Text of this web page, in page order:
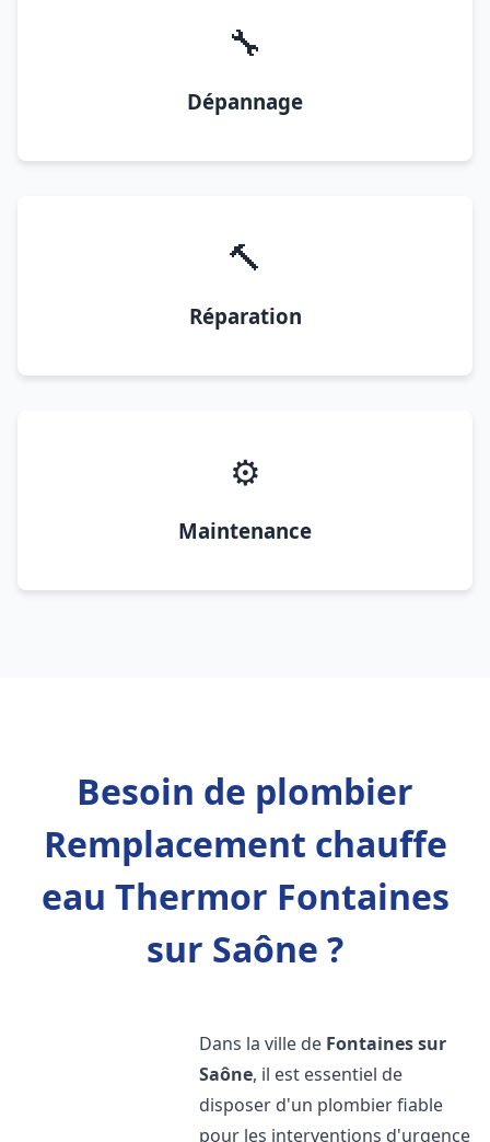
🔧
Dépannage
🔨
Réparation
⚙️
Maintenance
Besoin de plombier
Remplacement chauffe
eau Thermor Fontaines
sur Saône ?
Dans la ville de Fontaines sur
Saône, il est essentiel de
disposer d'un plombier fiable
pour les interventions d'urgence